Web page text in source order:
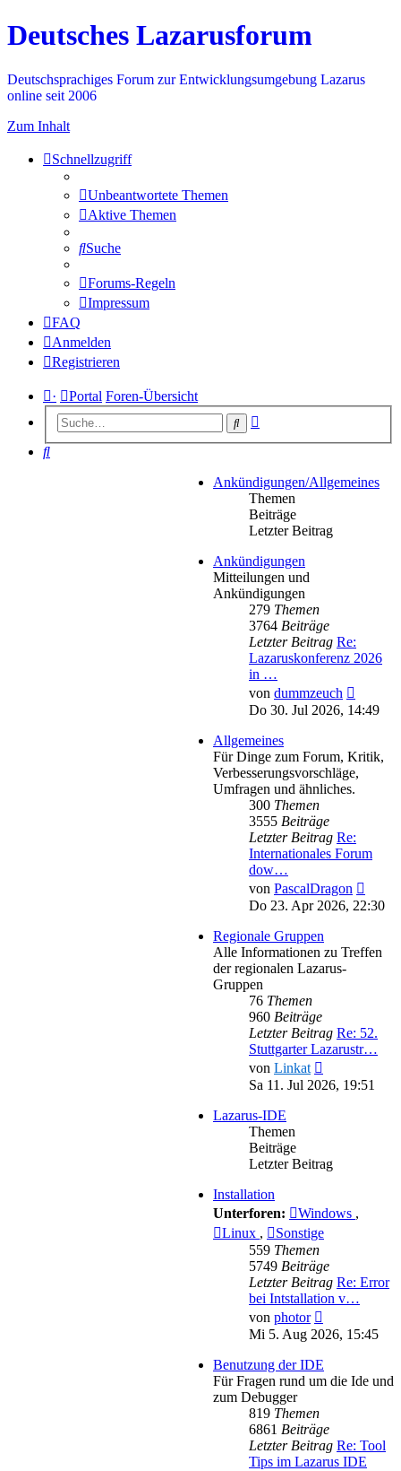
Deutsches Lazarusforum
Deutschsprachiges Forum zur Entwicklungsumgebung Lazarus
online seit 2006
Zum Inhalt
Schnellzugriff
Unbeantwortete Themen
Aktive Themen
Suche
Forums-Regeln
Impressum
FAQ
Anmelden
Registrieren
· Portal Foren-Übersicht
Suche
Suche
Ankündigungen/Allgemeines
Themen
Beiträge
Letzter Beitrag
Ankündigungen
Mitteilungen und
Ankündigungen
279 Themen
3764 Beiträge
Letzter Beitrag Re:
Lazaruskonferenz 2026
in …
von dummzeuch
Beitrag
Do 30. Jul 2026, 14:49
Allgemeines
Für Dinge zum Forum, Kritik,
Verbesserungsvorschläge,
Umfragen und ähnliches.
300 Themen
3555 Beiträge
Letzter Beitrag Re:
Internationales Forum
dow…
von PascalDragon
Do 23. Apr 2026, 22:30
Regionale Gruppen
Alle Informationen zu Treffen
der regionalen Lazarus-
Gruppen
76 Themen
960 Beiträge
Letzter Beitrag Re: 52.
Stuttgarter Lazarustr…
von Linkat
Beitrag
Sa 11. Jul 2026, 19:51
Lazarus-IDE
Themen
Beiträge
Letzter Beitrag
Installation
Unterforen:
Windows ,
Linux ,
Sonstige
559 Themen
5749 Beiträge
Letzter Beitrag Re: Error
bei Intstallation v…
von photor
Beitrag
Mi 5. Aug 2026, 15:45
Benutzung der IDE
Für Fragen rund um die Ide und
zum Debugger
819 Themen
6861 Beiträge
Letzter Beitrag Re: Tool
Tips im Lazarus IDE